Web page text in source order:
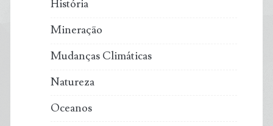
História
Mineração
Mudanças Climáticas
Natureza
Oceanos